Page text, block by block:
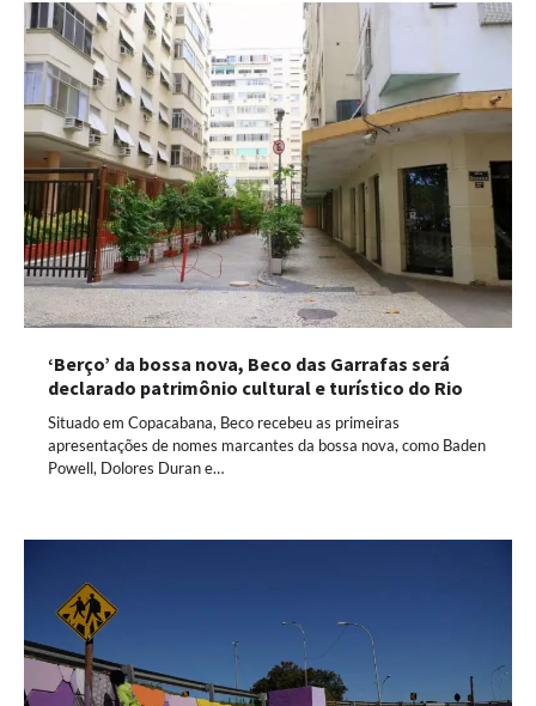
‘Berço’ da bossa nova, Beco das Garrafas será
declarado patrimônio cultural e turístico do Rio
Situado em Copacabana, Beco recebeu as primeiras
apresentações de nomes marcantes da bossa nova, como Baden
Powell, Dolores Duran e…